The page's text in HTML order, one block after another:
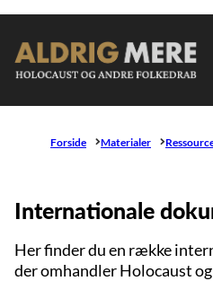
Gå til forsiden
Forside Materialer
Internationale
Her finder du en række
der omhandler Holocaust